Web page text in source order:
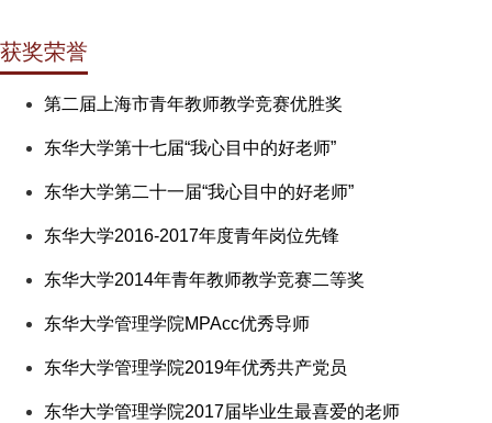
获奖荣誉
第二届上海市青年教师教学竞赛优胜奖
东华大学第十七届“我心目中的好老师”
东华大学第二十一届“我心目中的好老师”
东华大学2016-2017年度青年岗位先锋
东华大学2014年青年教师教学竞赛二等奖
东华大学管理学院MPAcc优秀导师
东华大学管理学院2019年优秀共产党员
东华大学管理学院2017届毕业生最喜爱的老师